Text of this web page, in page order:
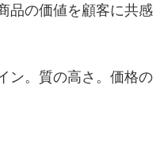
品の価値を顧客に共感
ン。質の高さ。価格の